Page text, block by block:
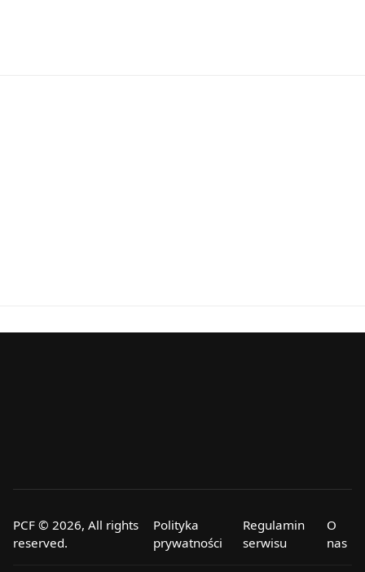
PCF © 2026, All rights
reserved.
Polityka
prywatności
Regulamin
serwisu
O
nas